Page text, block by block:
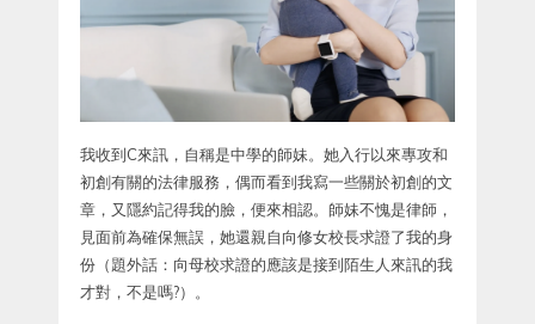
我收到C來訊，自稱是中學的師妹。她入行以來專攻和
初創有關的法律服務，偶而看到我寫一些關於初創的文
章，又隱約記得我的臉，便來相認。師妹不愧是律師，
見面前為確保無誤，她還親自向修女校長求證了我的身
份（題外話：向母校求證的應該是接到陌生人來訊的我
才對，不是嗎?）。